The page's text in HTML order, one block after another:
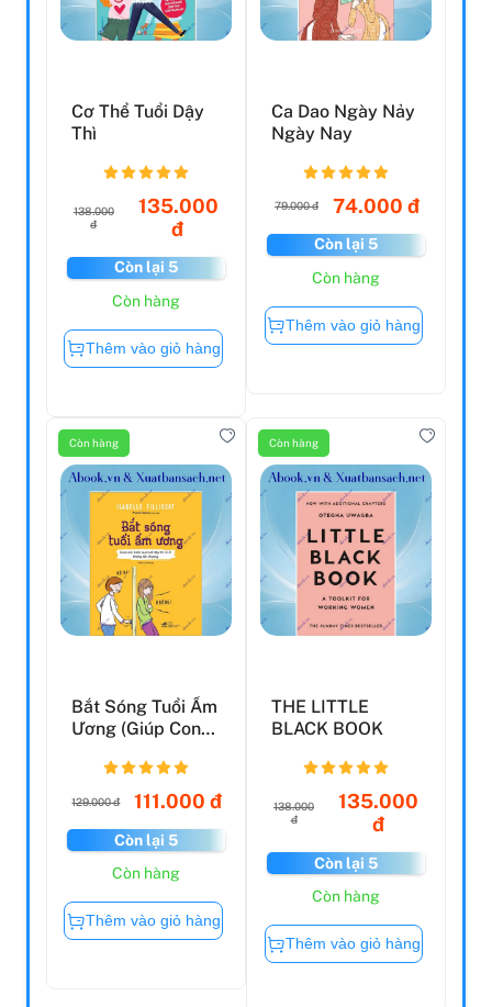
Cơ Thể Tuổi Dậy
Thì
138.000
đ
135.000
đ
Còn lại 5
Còn hàng
Thêm vào giỏ hàng
Ca Dao Ngày Nảy
Ngày Nay
79.000 đ 74.000 đ
Còn lại 5
Còn hàng
Thêm vào giỏ hàng
Còn hàng
Bắt Sóng Tuổi Ẩm
Ương (Giúp Con
Dậy ...
129.000 đ 111.000 đ
Còn lại 5
Còn hàng
Thêm vào giỏ hàng
Còn hàng
THE LITTLE
BLACK BOOK
138.000
đ
135.000
đ
Còn lại 5
Còn hàng
Thêm vào giỏ hàng